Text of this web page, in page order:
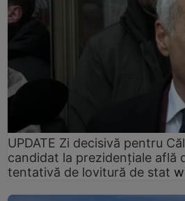
UPDATE Zi decisivă pentru
candidat la prezidențiale află
tentativă de lovitură de stat